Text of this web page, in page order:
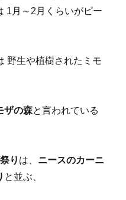
1月～2月くらいがピー
野生や植樹されたミモ
ザの森と言われている
り は、 ニースのカーニ
と並ぶ、